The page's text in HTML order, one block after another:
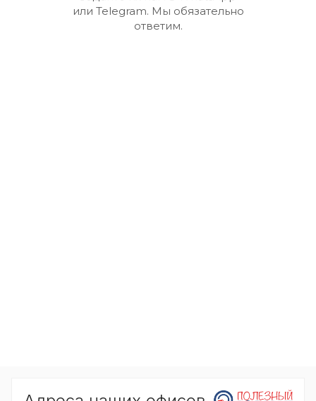
или Telegram. Мы обязательно
ответим.